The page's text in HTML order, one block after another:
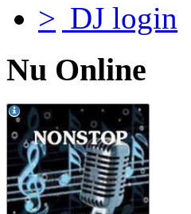
DJ login
Nu Online